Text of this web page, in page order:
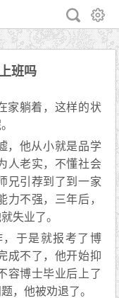
班吗
家躺着，这样的状
，他从小就是品学
人老实，不懂社会
兄引荐到了到一家
不强，三年后，
失业了。
于是就报考了博
成不了，他开始抑
容博士毕业后上了
，他被劝退了。